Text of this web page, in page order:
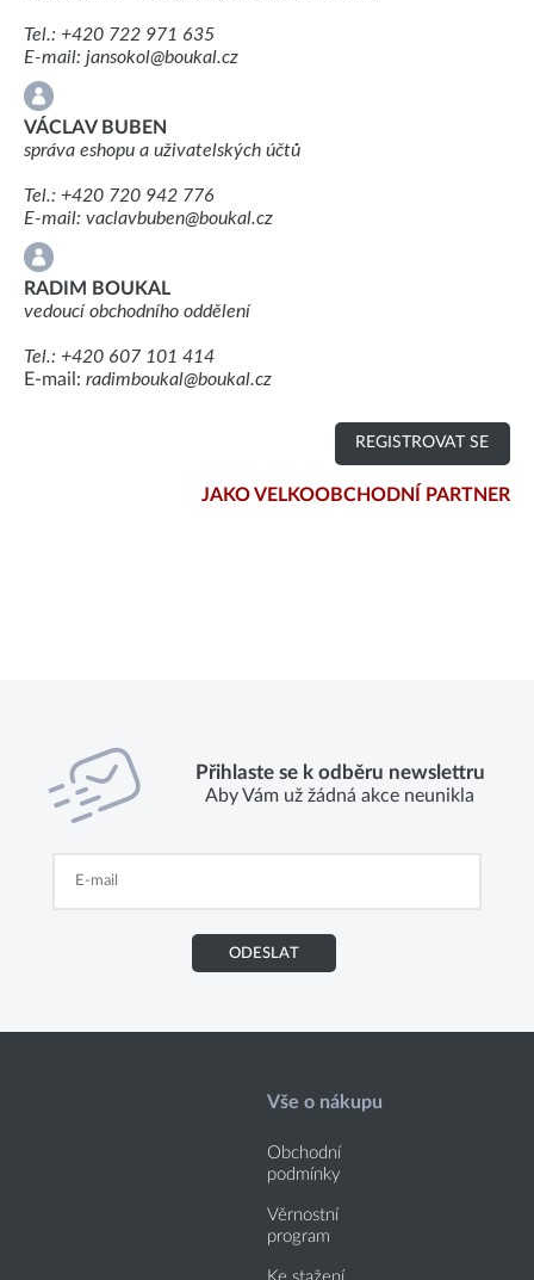
Tel.: +420 722 971 635
E-mail: jansokol@boukal.cz
VÁCLAV BUBEN
správa eshopu a uživatelských účtů
Tel.: +420 720 942 776
E-mail: vaclavbuben@boukal.cz
RADIM BOUKAL
vedoucí obchodního oddělení
Tel.: +420 607 101 414
E-mail: radimboukal@boukal.cz
REGISTROVAT SE
JAKO VELKOOBCHODNÍ PARTNER
Přihlaste se k odběru newslettru
Aby Vám už žádná akce neunikla
ODESLAT
Vše o nákupu
Obchodní
podmínky
Věrnostní
program